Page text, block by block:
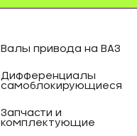
Валы привода на ВАЗ
Дифференциалы
самоблокирующиеся
Запчасти и
комплектующие